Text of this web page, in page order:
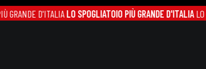
D'ITALIALO SPOGLIATOIO PIÙ GRANDE D'ITALIALO